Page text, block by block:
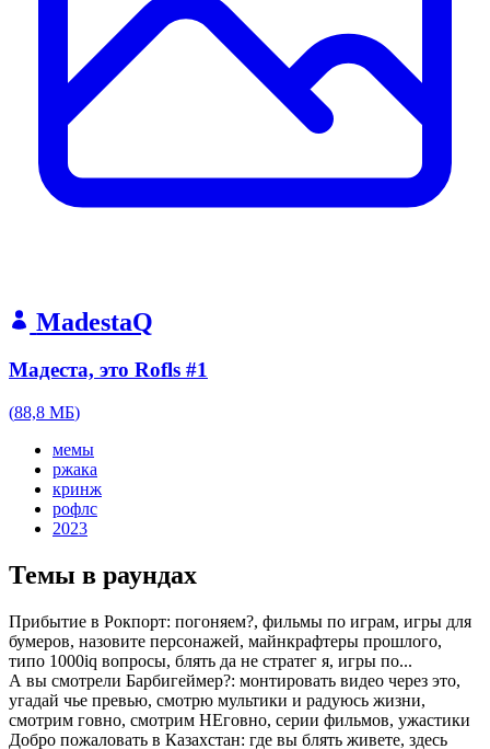
MadestaQ
Мадеста, это Rofls #1
(88,8 МБ)
мемы
ржака
кринж
рофлс
2023
Темы в раундах
Прибытие в Рокпорт: погоняем?, фильмы по играм, игры для
бумеров, назовите персонажей, майнкрафтеры прошлого,
типо 1000iq вопросы, блять да не стратег я, игры по...
А вы смотрели Барбигеймер?: монтировать видео через это,
угадай чье превью, смотрю мультики и радуюсь жизни,
смотрим говно, смотрим НЕговно, серии фильмов, ужастики
Добро пожаловать в Казахстан: где вы блять живете, здесь